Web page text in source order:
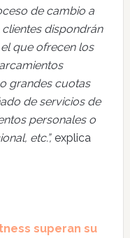
de cambio a
dispondrán
que ofrecen los
grandes cuotas
de servicios de
personales o
etc.”, explica
superan su